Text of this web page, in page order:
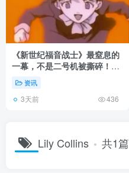
《新世纪福音战士》最窒息的
一幕，不是二号机被撕碎！而
是明日香发现母亲遗体！
资讯
3天前 436
Lily Collins 共1篇